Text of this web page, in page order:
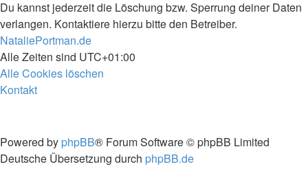
Du kannst jederzeit die Löschung bzw. Sperrung deiner Daten
verlangen. Kontaktiere hierzu bitte den Betreiber.
NataliePortman.de
Alle Zeiten sind UTC+01:00
Alle Cookies löschen
Kontakt
Powered by phpBB® Forum Software © phpBB Limited
Deutsche Übersetzung durch phpBB.de